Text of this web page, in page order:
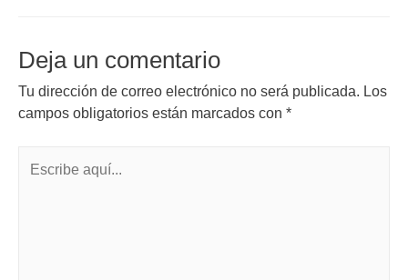
Deja un comentario
Tu dirección de correo electrónico no será publicada. Los
campos obligatorios están marcados con *